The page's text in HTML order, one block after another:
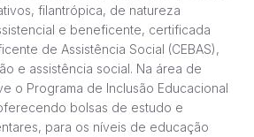
filantrópica, de natureza
e beneficente, certificada
de Assistência Social (CEBAS),
e assistência social. Na área de
o Programa de Inclusão Educacional
bolsas de estudo e
para os níveis de educação